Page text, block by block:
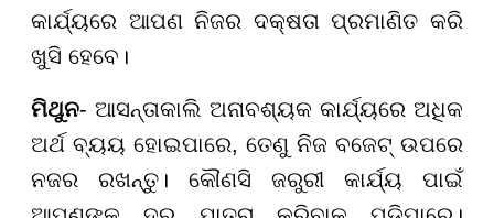
କାର୍ଯ୍ୟରେ ଆପଣ ନିଜର ଦକ୍ଷତା ପ୍ରମାଣିତ କରି
ଖୁସି ହେବେ।
ମିଥୁନ- ଆସନ୍ତାକାଲି ଅନାବଶ୍ୟକ କାର୍ଯ୍ୟରେ ଅଧିକ
ଅର୍ଥ ବ୍ୟୟ ହୋଇପାରେ, ତେଣୁ ନିଜ ବଜେଟ୍ ଉପରେ
ନଜର ରଖନ୍ତୁ। କୌଣସି ଜରୁରୀ କାର୍ଯ୍ୟ ପାଇଁ